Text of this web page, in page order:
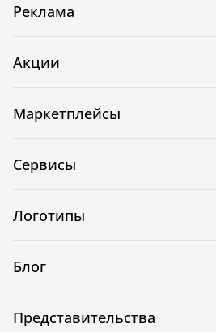
Реклама
Акции
Маркетплейсы
Сервисы
Логотипы
Блог
Представительства